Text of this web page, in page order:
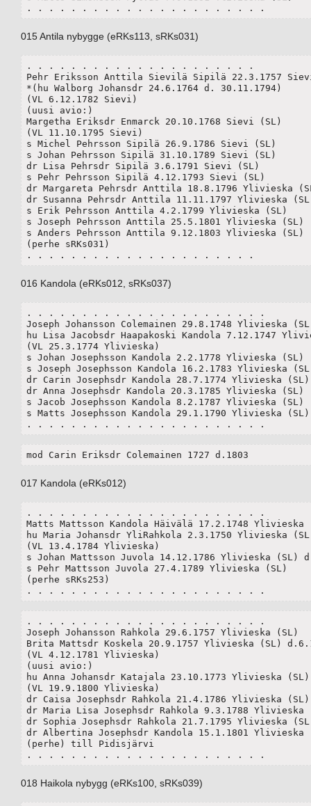
. . . . . . . . . . . . . . . . . . . . . .
015 Antila nybygge (eRKs113, sRKs031)
. . . . . . . . . . . . . . . . . . . . .
Pehr Eriksson Anttila Sievilä Sipilä 22.3.1757
*(hu Walborg Johansdr 24.6.1764 d. 30.11.1794)
(VL 6.12.1782 Sievi)
(uusi avio:)
Margetha Eriksdr Enmarck 20.10.1768 Sievi (SL)
(VL 11.10.1795 Sievi)
s Michel Pehrsson Sipilä 26.9.1786 Sievi (SL)
s Johan Pehrsson Sipilä 31.10.1789 Sievi (SL)
dr Lisa Pehrsdr Sipilä 3.6.1791 Sievi (SL)
s Pehr Pehrsson Sipilä 4.12.1793 Sievi (SL)
dr Margareta Pehrsdr Anttila 18.8.1796 Ylivieska
dr Susanna Pehrsdr Anttila 11.11.1797 Ylivieska
s Erik Pehrsson Anttila 4.2.1799 Ylivieska (SL)
s Joseph Pehrsson Anttila 25.5.1801 Ylivieska (SL)
s Anders Pehrsson Anttila 9.12.1803 Ylivieska (SL)
(perhe sRKs031)
. . . . . . . . . . . . . . . . . . . . .
016 Kandola (eRKs012, sRKs037)
. . . . . . . . . . . . . . . . . . . . . .
Joseph Johansson Colemainen 29.8.1748 Ylivieska
hu Lisa Jacobsdr Haapakoski Kandola 7.12.1747
(VL 25.3.1774 Ylivieska)
s Johan Josephsson Kandola 2.2.1778 Ylivieska (SL)
s Joseph Josephsson Kandola 16.2.1783 Ylivieska
dr Carin Josephsdr Kandola 28.7.1774 Ylivieska (SL)
dr Anna Josephsdr Kandola 20.3.1785 Ylivieska (SL)
s Jacob	Josephsson Kandola 8.2.1787 Ylivieska (SL)
s Matts Josephsson Kandola 29.1.1790 Ylivieska (SL)
. . . . . . . . . . . . . . . . . . . . . .
mod Carin Eriksdr Colemainen 1727 d.1803
017 Kandola (eRKs012)
. . . . . . . . . . . . . . . . . . . . . .
Matts Mattsson Kandola Häivälä 17.2.1748 Ylivieska
hu Maria Johansdr YliRahkola 2.3.1750 Ylivieska
(VL 13.4.1784 Ylivieska)
s Johan Mattsson Juvola 14.12.1786 Ylivieska (SL)
s Pehr Mattsson Juvola 27.4.1789 Ylivieska (SL)
(perhe sRKs253)
. . . . . . . . . . . . . . . . . . . . . .
. . . . . . . . . . . . . . . . . . . . . .
Joseph Johansson Rahkola 29.6.1757 Ylivieska (SL)
Brita Mattsdr Koskela 20.9.1757 Ylivieska (SL)
(VL 4.12.1781 Ylivieska)
(uusi avio:)
hu Anna Johansdr Katajala 23.10.1773 Ylivieska
(VL 19.9.1800 Ylivieska)
dr Caisa Josephsdr Rahkola 21.4.1786 Ylivieska (SL)
dr Maria Lisa Josephsdr Rahkola 9.3.1788
dr Sophia Josephsdr Rahkola 21.7.1795 Ylivieska
dr Albertina Josephsdr Kandola 15.1.1801 Ylivieska
(perhe) till Pidisjärvi
. . . . . . . . . . . . . . . . . . . . . .
018 Haikola nybygg (eRKs100, sRKs039)